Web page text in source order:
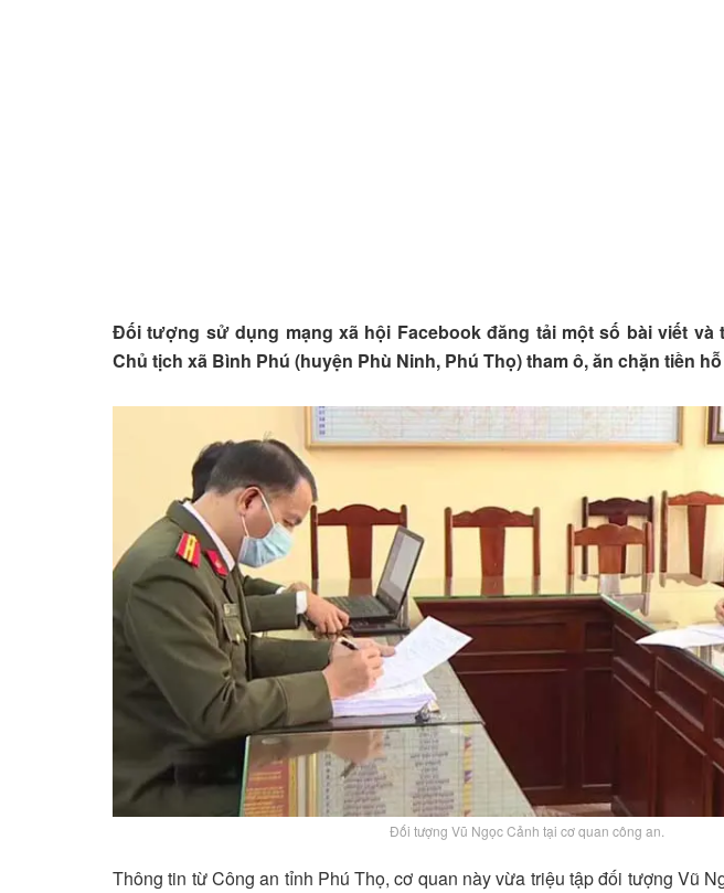
Đối tượng sử dụng mạng xã hội Facebook đăng tải một số bài viết
Chủ tịch xã Bình Phú (huyện Phù Ninh, Phú Thọ) tham ô, ăn chặn tiền
Đối tượng Vũ Ngọc Cảnh tại cơ quan công an.
Thông tin từ Công an tỉnh Phú Thọ, cơ quan này vừa triệu tập đối tượng Vũ